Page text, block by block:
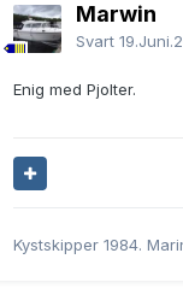
Marwin
Svart
Enig med Pjolter.
Kystskipper 1984.